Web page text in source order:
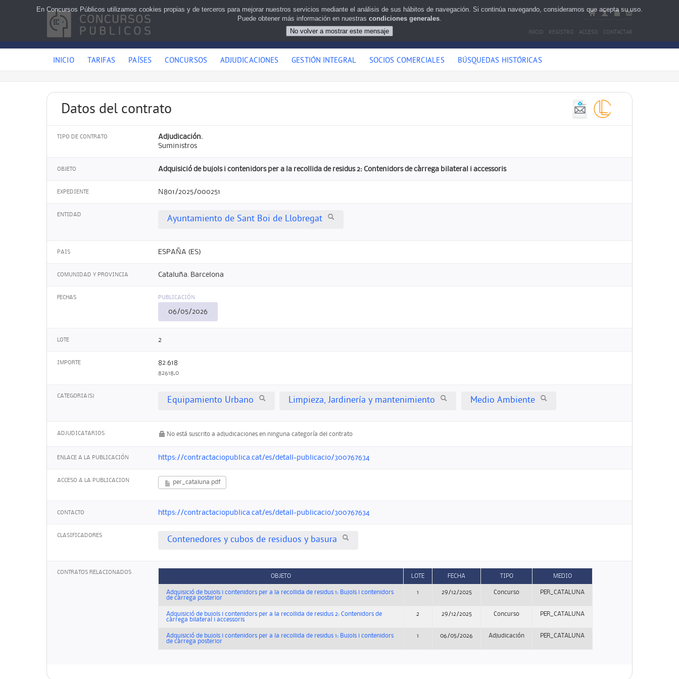
INICIO REGISTRO ACCESO CONTACTAR
INICIO TARIFAS PAÍSES CONCURSOS ADJUDICACIONES GESTIÓN INTEGRAL SOCIOS COMERCIALES BÚSQUEDAS HISTÓRICAS
Datos del contrato
TIPO DE CONTRATO
Adjudicación.
Suministros
OBJETO Adquisició de bujols i contenidors per a la recollida de residus 2: Contenidors de càrrega bilateral i accessoris
EXPEDIENTE N801/2025/000251
ENTIDAD Ayuntamiento de Sant Boi de Llobregat
PAIS ESPAÑA (ES)
COMUNIDAD Y PROVINCIA Cataluña. Barcelona
FECHAS PUBLICACIÓN
06/05/2026
LOTE 2
IMPORTE 82.618
82618,0
CATEGORIA(S) Equipamiento Urbano Limpieza, Jardinería y mantenimiento Medio Ambiente
ADJUDICATARIOS No está suscrito a adjudicaciones en ninguna categoría del contrato
ENLACE A LA PUBLICACIÓN https://contractaciopublica.cat/es/detall-publicacio/300767634
ACCESO A LA PUBLICACION per_cataluna.pdf
CONTACTO https://contractaciopublica.cat/es/detall-publicacio/300767634
CLASIFICADORES Contenedores y cubos de residuos y basura
CONTRATOS RELACIONADOS
OBJETO LOTE FECHA TIPO MEDIO
Adquisició de bujols i contenidors per a la recollida de residus 1: Bujols i contenidors
de càrrega posterior
1 29/12/2025 Concurso PER_CATALUNA
Adquisició de bujols i contenidors per a la recollida de residus 2: Contenidors de
càrrega bilateral i accessoris
2 29/12/2025 Concurso PER_CATALUNA
Adquisició de bujols i contenidors per a la recollida de residus 1: Bujols i contenidors
de càrrega posterior
1 06/05/2026 Adjudicación PER_CATALUNA
En Concursos Públicos utilizamos cookies propias y de terceros para mejorar nuestros servicios mediante el análisis de sus hábitos de navegación. Si continúa navegando, consideramos que acepta su uso.
Puede obtener más información en nuestras condiciones generales.